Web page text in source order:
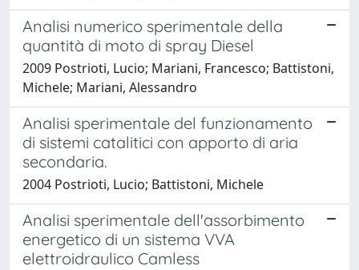
Analisi numerico sperimentale della
quantità di moto di spray Diesel
2009 Postrioti, Lucio; Mariani, Francesco; Battistoni,
Michele; Mariani, Alessandro
Analisi sperimentale del funzionamento
di sistemi catalitici con apporto di aria
secondaria.
2004 Postrioti, Lucio; Battistoni, Michele
Analisi sperimentale dell'assorbimento
energetico di un sistema VVA
elettroidraulico Camless